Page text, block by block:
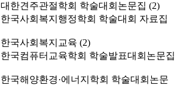
대한견주관절학회 학술대회논문집 (2)
한국사회복지행정학회 학술대회 자료집
한국사회복지교육 (2)
한국컴퓨터교육학회 학술발표대회논문집
한국해양환경·에너지학회 학술대회논문